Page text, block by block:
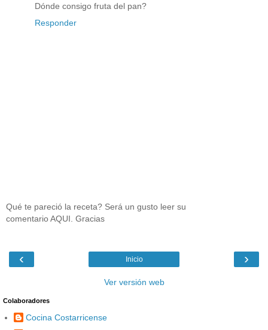
Dónde consigo fruta del pan?
Responder
Qué te pareció la receta? Será un gusto leer su
comentario AQUI. Gracias
‹ ›
Inicio
Ver versión web
Colaboradores
Cocina Costarricense